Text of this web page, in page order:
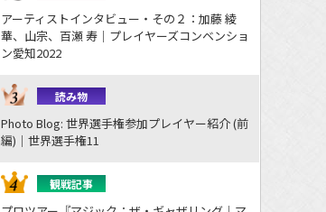
アーティストインタビュー・その２：加藤 綾
華、山宗、百瀬 寿｜プレイヤーズコンベンショ
ン愛知2022
読み物
Photo Blog: 世界選手権参加プレイヤー紹介 (前
編)｜世界選手権11
観戦記事